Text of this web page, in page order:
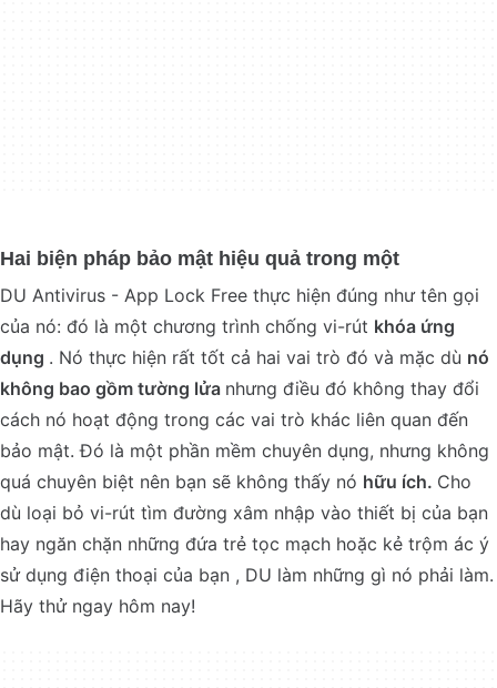
Hai biện pháp bảo mật hiệu quả trong một
DU Antivirus - App Lock Free thực hiện đúng như tên gọi
của nó: đó là một chương trình chống vi-rút khóa ứng
dụng . Nó thực hiện rất tốt cả hai vai trò đó và mặc dù nó
không bao gồm tường lửa nhưng điều đó không thay đổi
cách nó hoạt động trong các vai trò khác liên quan đến
bảo mật. Đó là một phần mềm chuyên dụng, nhưng không
quá chuyên biệt nên bạn sẽ không thấy nó hữu ích. Cho
dù loại bỏ vi-rút tìm đường xâm nhập vào thiết bị của bạn
hay ngăn chặn những đứa trẻ tọc mạch hoặc kẻ trộm ác ý
sử dụng điện thoại của bạn , DU làm những gì nó phải làm.
Hãy thử ngay hôm nay!